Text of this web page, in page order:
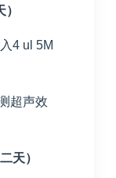
4 ul 5M
超声效
天）